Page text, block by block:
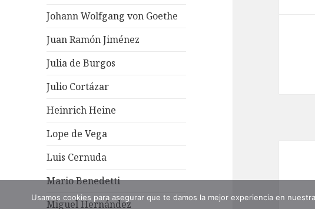
Johann Wolfgang von Goethe
Juan Ramón Jiménez
Julia de Burgos
Julio Cortázar
Heinrich Heine
Lope de Vega
Luis Cernuda
Mario Benedetti
Miguel Hernández
Usamos cookies para asegurar que te damos la mejor experiencia en